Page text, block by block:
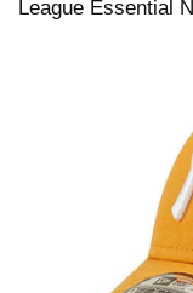
League Essential